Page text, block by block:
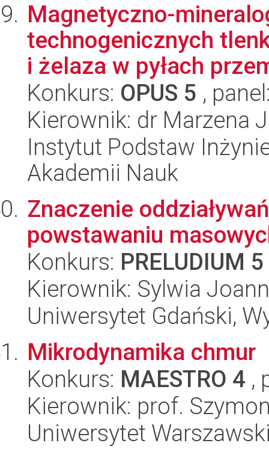
Magnetyczno-
technogenicznych
i żelaza w pyłach
Konkurs: OPUS 5 ,
Kierownik: dr Marzena
Instytut Podstaw
Akademii Nauk
Znaczenie
powstawaniu
Konkurs: PRELUDIUM 5
Kierownik: Sylwia
Uniwersytet Gdański,
Mikrodynamika chmur
Konkurs: MAESTRO 4 ,
Kierownik: prof.
Uniwersytet